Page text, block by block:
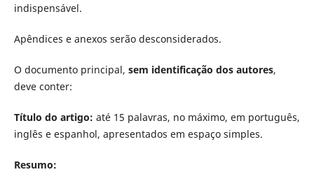
indispensável.
Apêndices e anexos serão desconsiderados.
O documento principal, sem identificação dos autores,
deve conter:
Título do artigo: até 15 palavras, no máximo, em português,
inglês e espanhol, apresentados em espaço simples.
Resumo: